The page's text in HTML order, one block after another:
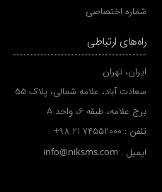
شماره اختصاصی
راه‌های ارتباطی
ایران، تهران
سعادت آباد، علامه شمالی، پلاک 55
برج علامه، طبقه 6، واحد A
تلفن : +98 21 74552000
ایمیل : info@niksms.com